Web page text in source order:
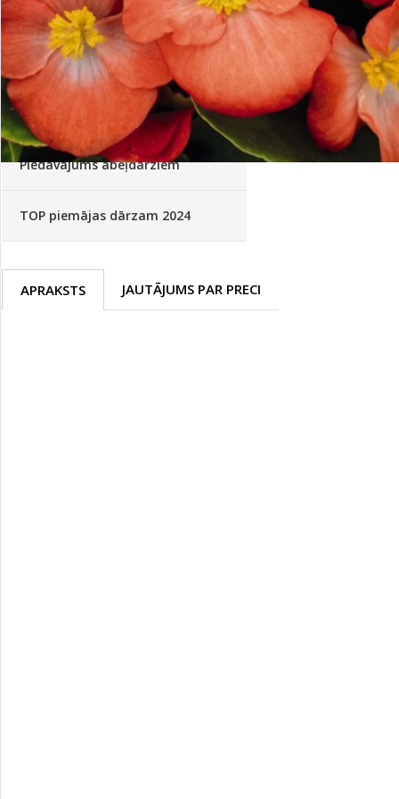
Palīglīdzekļi augu audzēšanai (72)
Klientu Diena
Novatec - izcils mēslošanai arī
sezonas otrajā pusē!
Piedāvājums ābeļdārziem
TOP piemājas dārzam 2024
APRAKSTS JAUTĀJUMS PAR PRECI